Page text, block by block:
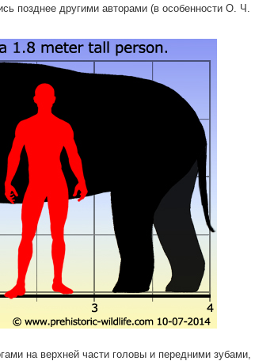
позднее другими авторами (в особенности О. Ч.
на верхней части головы и передними зубами,